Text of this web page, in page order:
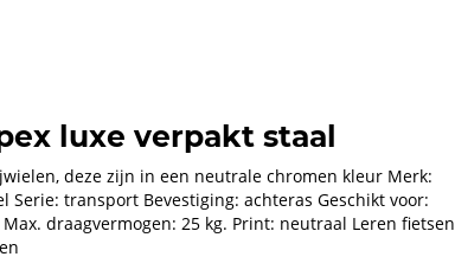
luxe verpakt staal
deze zijn in een neutrale chromen kleur Merk:
transport Bevestiging: achteras Geschikt voor:
draagvermogen: 25 kg. Print: neutraal Leren fietsen